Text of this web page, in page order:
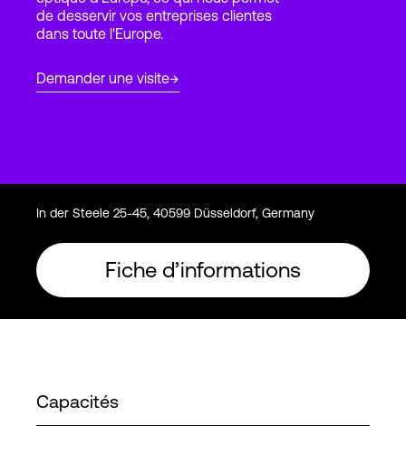
de desservir vos entreprises clientes
dans toute l'Europe.
Demander une visite
In der Steele 25-45, 40599 Düsseldorf, Germany
Fiche d’informations
Capacités